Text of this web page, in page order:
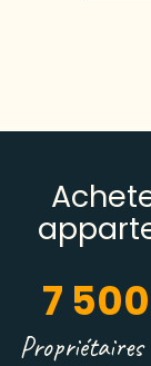
Propriétaires
7 500